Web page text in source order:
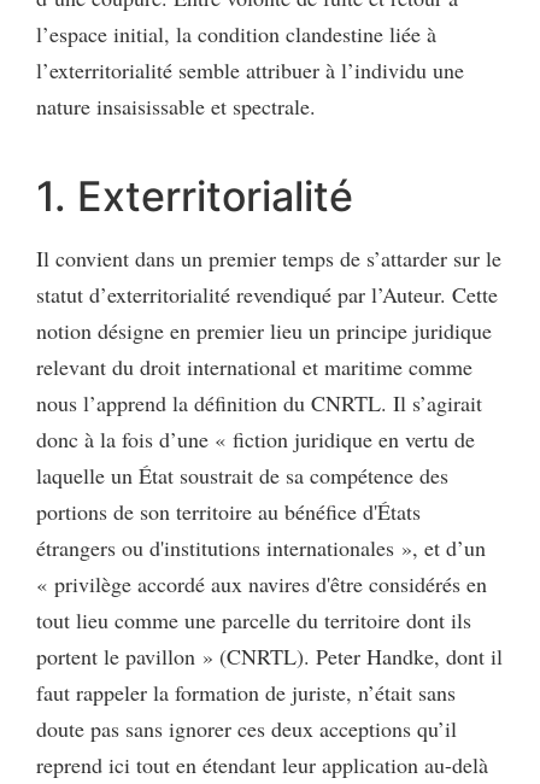
l’espace initial, la condition clandestine liée à
l’exterritorialité semble attribuer à l’individu une
nature insaisissable et spectrale.
1. Exterritorialité
Il convient dans un premier temps de s’attarder sur le
statut d’exterritorialité revendiqué par l’Auteur. Cette
notion désigne en premier lieu un principe juridique
relevant du droit international et maritime comme
nous l’apprend la définition du CNRTL. Il s’agirait
donc à la fois d’une « fiction juridique en vertu de
laquelle un État soustrait de sa compétence des
portions de son territoire au bénéfice d'États
étrangers ou d'institutions internationales », et d’un
« privilège accordé aux navires d'être considérés en
tout lieu comme une parcelle du territoire dont ils
portent le pavillon » (CNRTL). Peter Handke, dont il
faut rappeler la formation de juriste, n’était sans
doute pas sans ignorer ces deux acceptions qu’il
reprend ici tout en étendant leur application au-delà